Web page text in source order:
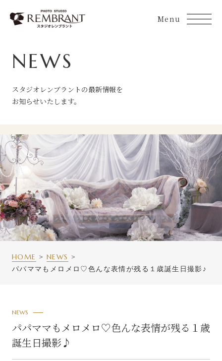
NEWS
スタジオレンブラントの最新情報を
お知らせいたします。
HOME
NEWS
パパママもメロメロ♡色んな表情が残る１歳誕生日撮影♪
NEWS
パパママもメロメロ♡色んな表情が残る１歳
誕生日撮影♪